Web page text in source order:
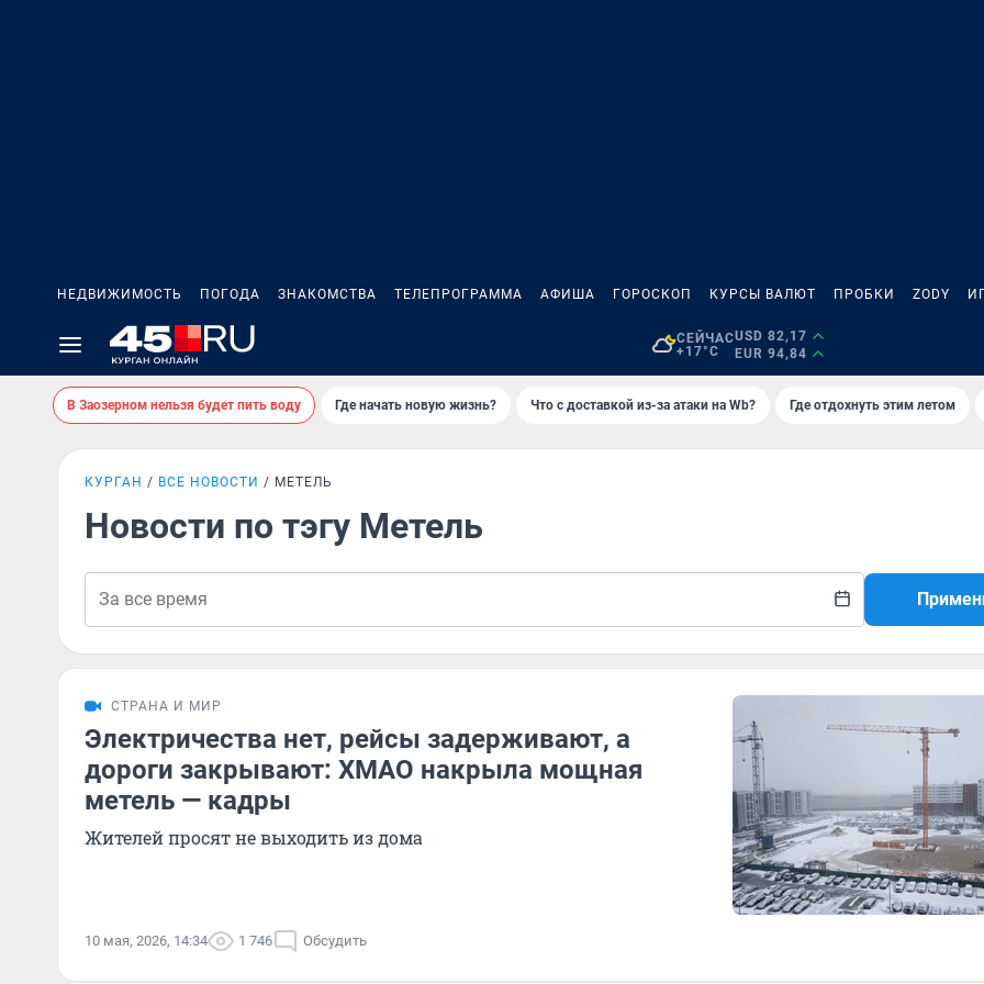
НЕДВИЖИМОСТЬ ПОГОДА ЗНАКОМСТВА ТЕЛЕПРОГРАММА АФИША ГОРОСКОП КУРСЫ ВАЛЮТ ПРОБКИ ZODY
СЕЙЧАС
+17°C
USD 82,17
EUR 94,84
В Заозерном нельзя будет пить воду Где начать новую жизнь? Что с доставкой из-за атаки на Wb? Где отдохнуть этим летом
КУРГАН ВСЕ НОВОСТИ МЕТЕЛЬ
Новости по тэгу Метель
СТРАНА И МИР
Электричества нет, рейсы задерживают, а
дороги закрывают: ХМАО накрыла мощная
метель — кадры
Жителей просят не выходить из дома
10 мая, 2026, 14:34 1 746 Обсудить